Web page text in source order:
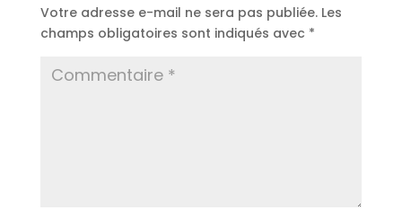
Votre adresse e-mail ne sera pas publiée. Les
champs obligatoires sont indiqués avec *